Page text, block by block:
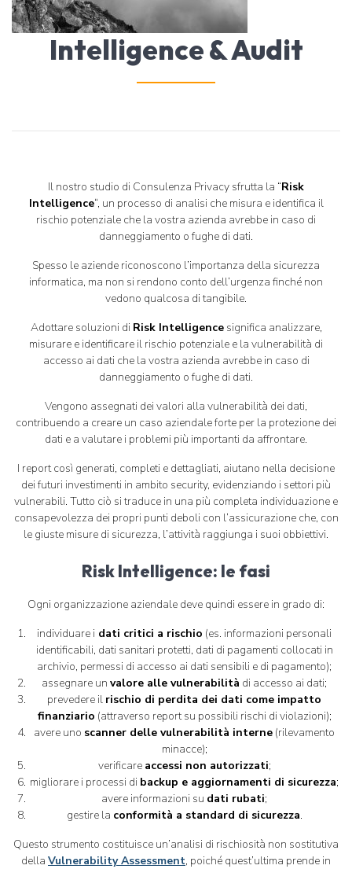
Intelligence & Audit
Il nostro studio di Consulenza Privacy sfrutta la “Risk
Intelligence“, un processo di analisi che misura e identifica il
rischio potenziale che la vostra azienda avrebbe in caso di
danneggiamento o fughe di dati.
Spesso le aziende riconoscono l’importanza della sicurezza
informatica, ma non si rendono conto dell’urgenza finché non
vedono qualcosa di tangibile.
Adottare soluzioni di Risk Intelligencesignifica analizzare,
misurare e identificare il rischio potenziale e la vulnerabilità di
accesso ai dati che la vostra azienda avrebbe in caso di
danneggiamento o fughe di dati.
Vengono assegnati dei valori alla vulnerabilità dei dati,
contribuendo a creare un caso aziendale forte per la protezione dei
dati e a valutare i problemi più importanti da affrontare.
I report così generati, completi e dettagliati, aiutano nella decisione
dei futuri investimenti in ambito security, evidenziando i settori più
vulnerabili. Tutto ciò si traduce in una più completa individuazione e
consapevolezza dei propri punti deboli con l’assicurazione che, con
le giuste misure di sicurezza, l’attività raggiunga i suoi obbiettivi.
Risk Intelligence: le fasi
Ogni organizzazione aziendale deve quindi essere in grado di:
individuare i dati critici a rischio (es. informazioni personali
identificabili, dati sanitari protetti, dati di pagamenti collocati in
archivio, permessi di accesso ai dati sensibili e di pagamento);
assegnare un valore alle vulnerabilità di accesso ai dati;
prevedere il rischio di perdita dei dati come impatto
finanziario (attraverso report su possibili rischi di violazioni);
avere uno scanner delle vulnerabilità interne (rilevamento
minacce);
verificare accessi non autorizzati;
migliorare i processi di backup e aggiornamenti di sicurezza;
avere informazioni su dati rubati;
gestire la conformità a standard di sicurezza.
Questo strumento costituisce un’analisi di rischiosità non sostitutiva
della Vulnerability Assessment, poiché quest’ultima prende in